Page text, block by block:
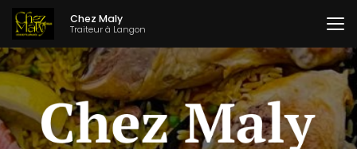
Aller
contenu
principal
Chez Maly
Traiteur à Langon